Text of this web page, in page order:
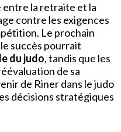
entre la retraite et la
contre les exigences
Le prochain
succès pourrait
du judo, tandis que les
de sa
de Riner dans le judo
décisions stratégiques